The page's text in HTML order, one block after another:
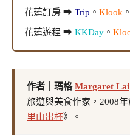
花蓮訂房 ➡ Trip 。 Klook 。
花蓮遊程 ➡ KKDay。
作者｜瑪格Margaret Lai
旅遊與美食作家，2008年
里山出杯》。